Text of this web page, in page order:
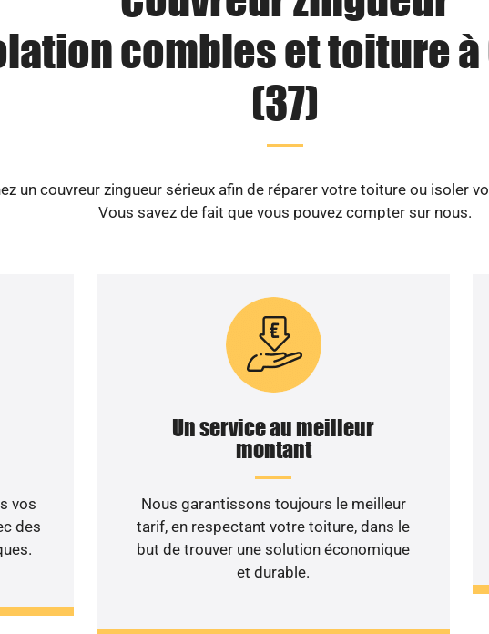
combles et toiture à
(37)
un couvreur zingueur sérieux afin de réparer votre toiture ou isoler
Vous savez de fait que vous pouvez compter sur nous.
vos
des
Un service au meilleur
montant
Nous garantissons toujours le meilleur
tarif, en respectant votre toiture, dans le
but de trouver une solution économique
et durable.